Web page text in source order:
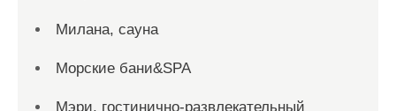
Милана, сауна
Морские бани&SPA
Мэри, гостинично-развлекательный